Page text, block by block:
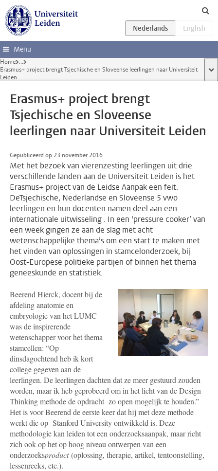
Ga direct naar de inhoud
Menu
Home ...
Erasmus+ project brengt Tsjechische en Sloveense leerlingen naar Universiteit
Leiden
Erasmus+ project brengt
Tsjechische en Sloveense
leerlingen naar Universiteit Leiden
Gepubliceerd op 23 november 2016
Met het bezoek van vierenzesting leerlingen uit drie
verschillende landen aan de Universiteit Leiden is het
Erasmus+ project van de Leidse Aanpak een feit.
DeTsjechische, Nederlandse en Sloveense 5 vwo
leerlingen en hun docenten namen deel aan een
internationale uitwisseling . In een ‘pressure cooker’ van
een week gingen ze aan de slag met acht
wetenschappelijke thema’s om een start te maken met
het vinden van oplossingen in stamcelonderzoek, bij
Oost-Europese politieke partijen of binnen het thema
geneeskunde en statistiek.
Beerend Hierck, docent bij de
afdeling anatomie en
embryologie van het LUMC
was de inspirerende
wetenschapper voor het thema
stamcellen: “Op
dinsdagochtend heb ik kort
college gegeven aan de
leerlingen. De leerlingen dachten dat ze meer gestuurd zouden
worden, maar ik heb geprobeerd om in het licht van de Design
Thinking methode de opdracht zo open mogelijk te houden.”
Het is voor Beerend de eerste keer dat hij met deze methode
werkt die op Stanford University ontwikkeld is. Deze
methodologie kan leiden tot een onderzoeksaanpak, maar richt
zich ook op het op hoog niveau ontwerpen van een
onderzoeksproduct(oplossing, therapie, artikel, tentoonstelling,
lessenreeks, etc.).